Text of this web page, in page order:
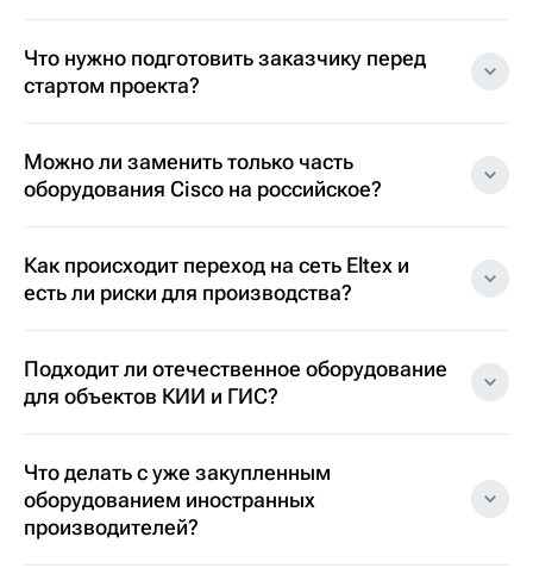
Что нужно подготовить заказчику перед
стартом проекта?
Можно ли заменить только часть
оборудования Cisco на российское?
Как происходит переход на сеть Eltex и
есть ли риски для производства?
Подходит ли отечественное оборудование
для объектов КИИ и ГИС?
Что делать с уже закупленным
оборудованием иностранных
производителей?